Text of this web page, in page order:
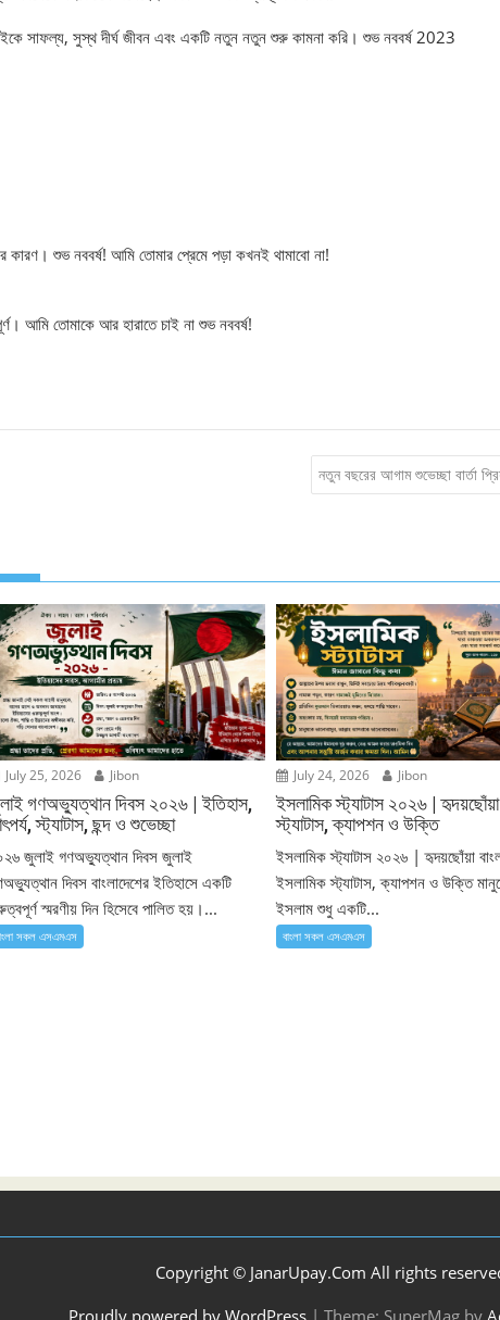
সাফল্য, সুস্থ দীর্ঘ জীবন এবং একটি নতুন নতুন শুরু কামনা করি। শুভ নববর্ষ 2023
শুভ নববর্ষ! আমি তোমার প্রেমে পড়া কখনই থামাবো না!
আমি তোমাকে আর হারাতে চাই না শুভ নববর্ষ!
নতুন বছরের আগাম শুভেচ্ছা বার্তা
July 25, 2026 Jibon
গণঅভ্যুত্থান দিবস ২০২৬ | ইতিহাস,
স্ট্যাটাস, ছন্দ ও শুভেচ্ছা
জুলাই গণঅভ্যুত্থান দিবস জুলাই
দিবস বাংলাদেশের ইতিহাসে একটি
স্মরণীয় দিন হিসেবে পালিত হয়।...
সকল এসএমএস
July 24, 2026 Jibon
ইসলামিক স্ট্যাটাস ২০২৬ | হৃদয়ছোঁয়া
স্ট্যাটাস, ক্যাপশন ও উক্তি
ইসলামিক স্ট্যাটাস ২০২৬ | হৃদয়ছোঁয়া
ইসলামিক স্ট্যাটাস, ক্যাপশন ও উক্তি
ইসলাম শুধু একটি...
বাংলা সকল এসএমএস
Copyright © JanarUpay.Com All rights
Proudly powered by WordPress | Theme: SuperMag by